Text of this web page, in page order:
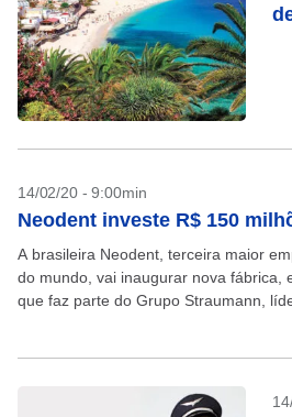
14/02/20 - 9:00min
Neodent investe R$ 150
A brasileira Neodent, terceira maior
do mundo, vai inaugurar nova fábrica,
que faz parte do Grupo Straumann,